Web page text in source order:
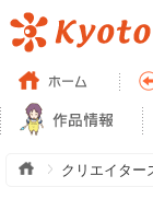
クリエイター